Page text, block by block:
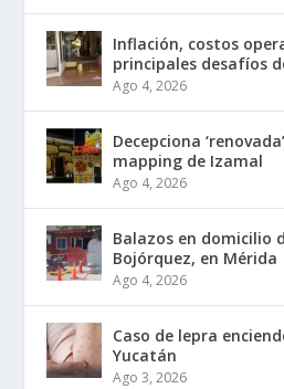
Inflación, costos
principales desafíos
Ago 4, 2026
Decepciona
mapping de Izamal
Ago 4, 2026
Balazos en domicilio
Bojórquez, en Mérida
Ago 4, 2026
Caso de lepra
Yucatán
Ago 3, 2026